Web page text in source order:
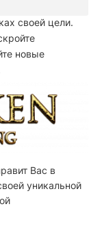
своей цели.
новые
Вас в
уникальной